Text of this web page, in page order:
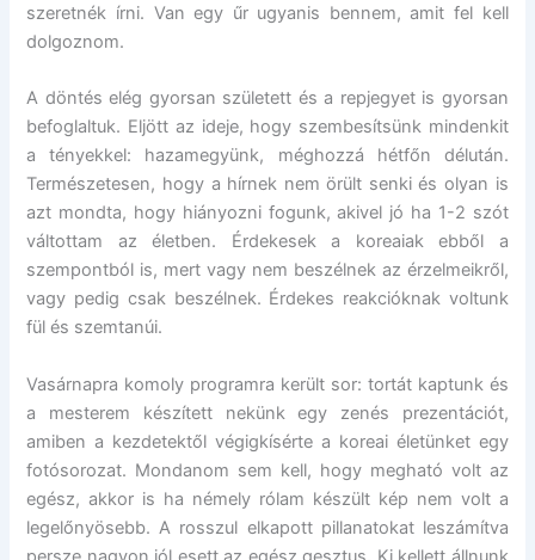
szeretnék írni. Van egy űr ugyanis bennem, amit fel kell
dolgoznom.
A döntés elég gyorsan született és a repjegyet is gyorsan
befoglaltuk. Eljött az ideje, hogy szembesítsünk mindenkit
a tényekkel: hazamegyünk, méghozzá hétfőn délután.
Természetesen, hogy a hírnek nem örült senki és olyan is
azt mondta, hogy hiányozni fogunk, akivel jó ha 1-2 szót
váltottam az életben. Érdekesek a koreaiak ebből a
szempontból is, mert vagy nem beszélnek az érzelmeikről,
vagy pedig csak beszélnek. Érdekes reakcióknak voltunk
fül és szemtanúi.
Vasárnapra komoly programra került sor: tortát kaptunk és
a mesterem készített nekünk egy zenés prezentációt,
amiben a kezdetektől végigkísérte a koreai életünket egy
fotósorozat. Mondanom sem kell, hogy megható volt az
egész, akkor is ha némely rólam készült kép nem volt a
legelőnyösebb. A rosszul elkapott pillanatokat leszámítva